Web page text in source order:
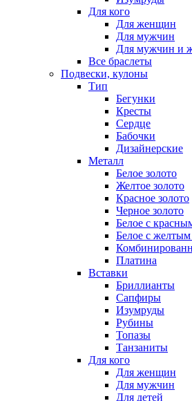
Для кого
Для женщин
Для мужчин
Для мужчин и
Все браслеты
Подвески, кулоны
Тип
Бегунки
Кресты
Сердце
Бабочки
Дизайнерские
Металл
Белое золото
Желтое золото
Красное золото
Черное золото
Белое с
Белое с желтым
Платина
Вставки
Бриллианты
Сапфиры
Изумруды
Рубины
Топазы
Танзаниты
Для кого
Для женщин
Для мужчин
Для детей